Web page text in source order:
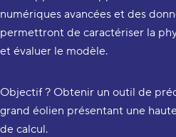
numériques avancées et des
permettront de caractériser la
et évaluer le modèle.
Objectif ? Obtenir un outil de
grand éolien présentant une
de calcul.